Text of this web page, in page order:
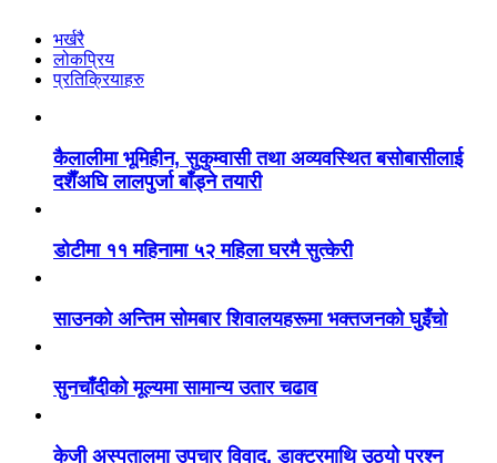
भर्खरै
लोकप्रिय
प्रतिक्रियाहरु
कैलालीमा भूमिहीन, सुकुम्वासी तथा अव्यवस्थित बसोबासीलाई
दशैँअघि लालपुर्जा बाँड्ने तयारी
डोटीमा ११ महिनामा ५२ महिला घरमै सुत्केरी
साउनको अन्तिम सोमबार शिवालयहरूमा भक्तजनको घुइँचो
सुनचाँदीको मूल्यमा सामान्य उतार चढाव
केजी अस्पतालमा उपचार विवाद, डाक्टरमाथि उठ्यो प्रश्न